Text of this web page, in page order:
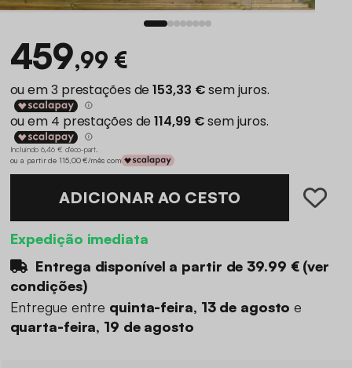
459,99 €
Incluindo 6,46 € d'éco-part.
ou a partir de 115,00 €/mês com
ADICIONAR AO CESTO
Expedição imediata
Entrega disponível a partir de 39.99 €(ver
condições)
Entregue entre quinta-feira, 13 de agostoe
quarta-feira, 19 de agosto